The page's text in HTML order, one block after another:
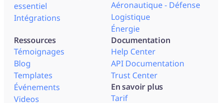
essentiel
Intégrations
Aéronautique - Défense
Logistique
Énergie
Ressources
Témoignages
Blog
Templates
Événements
Videos
Documentation
Help Center
API Documentation
Trust Center
En savoir plus
Tarif